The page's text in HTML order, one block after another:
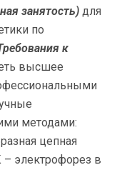
занятость) для
по
к
высшее
методами:
цепная
электрофорез в